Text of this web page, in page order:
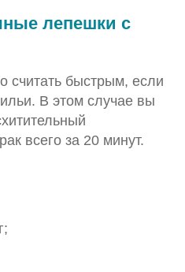
лепешки с
считать быстрым, если
В этом случае вы
всего за 20 минут.